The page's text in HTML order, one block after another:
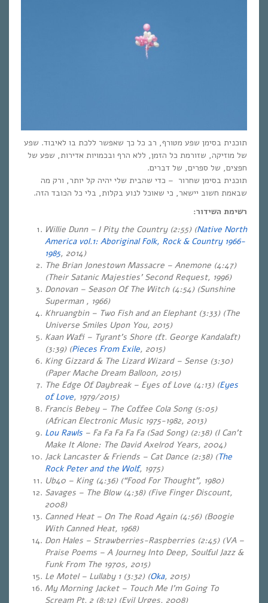
תוכנית בסימן שפע מטורף, רב כל כך שאפשר ללכת בו לאיבוד. שפע
של מוזיקה, שזורמת כל הזמן, ללא הרף ובכמויות אדירות, שפע של
חפצים, של ספרים, של דברים.
תוכנית בסימן שחרור – כדי שהבית שלי יהיה קל יותר, ורק מה
שבאמת חשוב יישאר, כי שאוכל לנוע בקלות, בלי כל הכובד הזה.
רשימת השידור:
Willie Dunn – I Pity the Country (2:55) (Native North
America vol.1: Aboriginal Folk, Rock & Country 1966-
1985, 2014)
The Brian Jonestown Massacre – Anemone (4:47)
(Their Satanic Majesties’ Second Request, 1996)
Donovan – Season Of The Witch (4:54) (Sunshine
Superman , 1966)
Khruangbin – Two Fish and an Elephant (3:33) (The
Universe Smiles Upon You, 2015)
Kaan Wafi – Tyrant’s Shore (ft. George Kandalaft)
(3:39) (Pieces From Exile, 2015)
King Gizzard & The Lizard Wizard – Sense (3:30)
(Paper Mache Dream Balloon, 2015)
The Edge Of Daybreak – Eyes of Love (4:13) (Eyes
of Love, 1979/2015)
Francis Bebey – The Coffee Cola Song (5:05)
(African Electronic Music 1975-1982, 2013)
Lou Rawls – Fa Fa Fa Fa Fa (Sad Song) (2:38) (I Can’t
Make It Alone: The David Axelrod Years, 2004)
Jack Lancaster & Friends – Cat Dance (2:38) (The
Rock Peter and the Wolf, 1975)
Ub40 – King (4:36) (“Food For Thought”, 1980)
Savages – The Blow (4:38) (Five Finger Discount,
2008)
Canned Heat – On The Road Again (4:56) (Boogie
With Canned Heat, 1968)
Don Hales – Strawberries-Raspberries (2:45) (VA –
Praise Poems – A Journey Into Deep, Soulful Jazz &
Funk From The 1970s, 2015)
Le Motel – Lullaby 1 (3:32) (Oka, 2015)
My Morning Jacket – Touch Me I’m Going To
Scream Pt. 2 (8:12) (Evil Urges, 2008)